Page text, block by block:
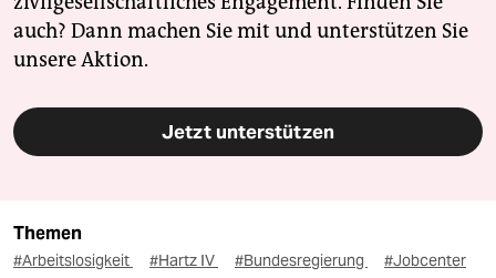
auch? Dann machen Sie mit und unterstützen Sie
unsere Aktion.
Jetzt unterstützen
Themen
#Arbeitslosigkeit #Hartz IV #Bundesregierung #Jobcenter